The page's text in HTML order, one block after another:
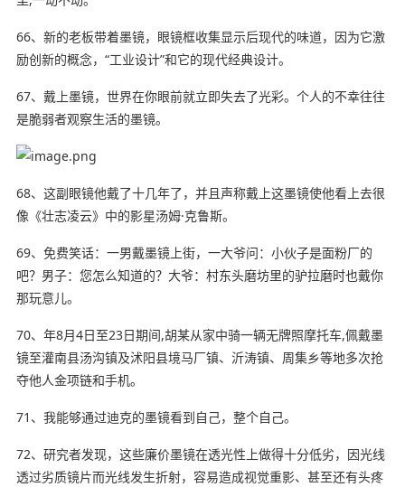
66、新的老板带着墨镜，眼镜框收集显示后现代的味道，因为它激
励创新的概念，“工业设计”和它的现代经典设计。
67、戴上墨镜，世界在你眼前就立即失去了光彩。个人的不幸往往
是脆弱者观察生活的墨镜。
68、这副眼镜他戴了十几年了，并且声称戴上这墨镜使他看上去很
像《壮志凌云》中的影星汤姆·克鲁斯。
69、免费笑话：一男戴墨镜上街，一大爷问：小伙子是面粉厂的
吧？男子：您怎么知道的？大爷：村东头磨坊里的驴拉磨时也戴你
那玩意儿。
70、年8月4日至23日期间,胡某从家中骑一辆无牌照摩托车,佩戴墨
镜至灌南县汤沟镇及沭阳县境马厂镇、沂涛镇、周集乡等地多次抢
夺他人金项链和手机。
71、我能够通过迪克的墨镜看到自己，整个自己。
72、研究者发现，这些廉价墨镜在透光性上做得十分低劣，因光线
透过劣质镜片而光线发生折射，容易造成视觉重影、甚至还有头疼